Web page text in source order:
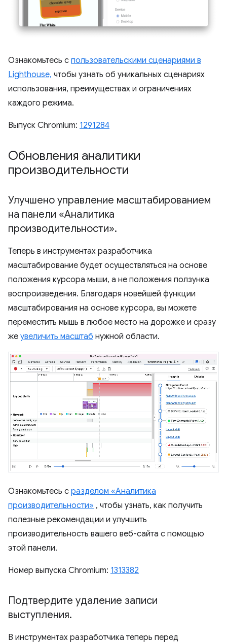
Ознакомьтесь с пользовательскими сценариями в
Lighthouse, чтобы узнать об уникальных сценариях
использования, преимуществах и ограничениях
каждого режима.
Выпуск Chromium: 1291284
Обновления аналитики
производительности
Улучшено управление масштабированием
на панели «Аналитика
производительности».
Теперь в инструментах разработчика
масштабирование будет осуществляться на основе
положения курсора мыши, а не положения ползунка
воспроизведения. Благодаря новейшей функции
масштабирования на основе курсора, вы можете
переместить мышь в любое место на дорожке и сразу
же увеличить масштаб нужной области.
Ознакомьтесь с разделом «Аналитика
производительности» , чтобы узнать, как получить
полезные рекомендации и улучшить
производительность вашего веб-сайта с помощью
этой панели.
Номер выпуска Chromium: 1313382
Подтвердите удаление записи
выступления.
В инструментах разработчика теперь перед